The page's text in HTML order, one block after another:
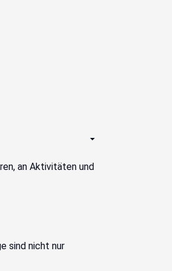
an Aktivitäten und
sind nicht nur